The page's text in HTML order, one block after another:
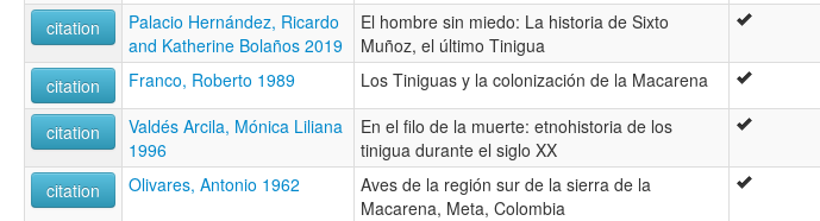
citation
Palacio Hernández, Ricardo
and Katherine Bolaños 2019
El hombre sin miedo: La historia de Sixto
Muñoz, el último Tinigua
citation Franco, Roberto 1989 Los Tiniguas y la colonización de la Macarena
citation
Valdés Arcila, Mónica Liliana
1996
En el filo de la muerte: etnohistoria de los
tinigua durante el siglo XX
citation
Olivares, Antonio 1962
Aves de la región sur de la sierra de la
Macarena, Meta, Colombia